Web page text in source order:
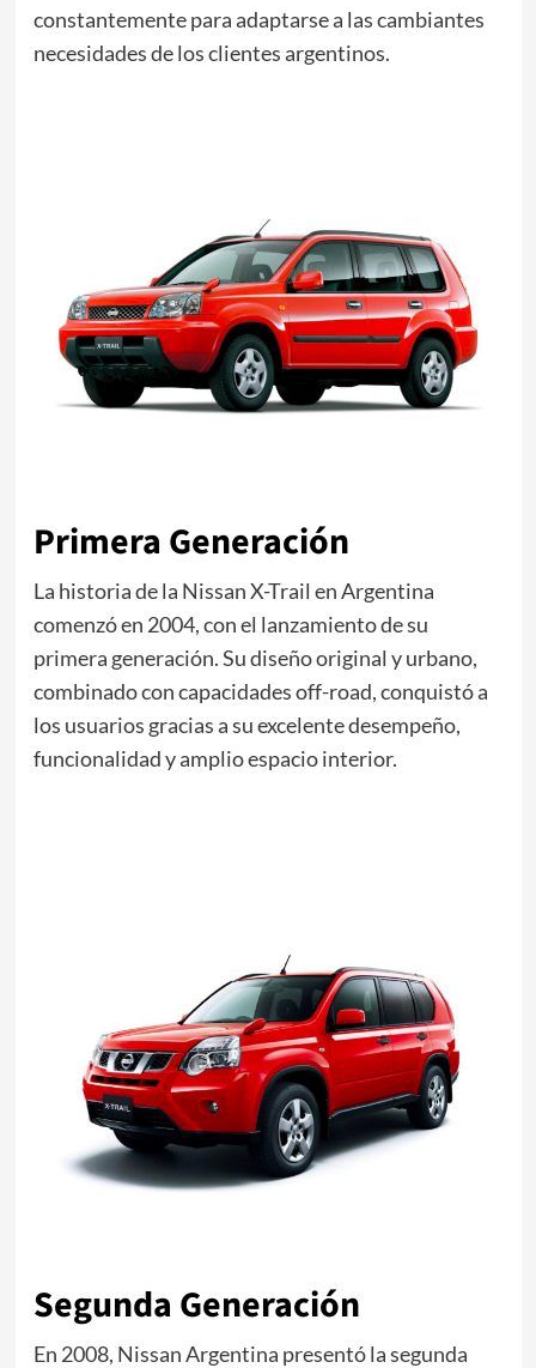
constantemente para adaptarse a las cambiantes
necesidades de los clientes argentinos.
Primera Generación
La historia de la Nissan X-Trail en Argentina
comenzó en 2004, con el lanzamiento de su
primera generación. Su diseño original y urbano,
combinado con capacidades off-road, conquistó a
los usuarios gracias a su excelente desempeño,
funcionalidad y amplio espacio interior.
Segunda Generación
En 2008, Nissan Argentina presentó la segunda